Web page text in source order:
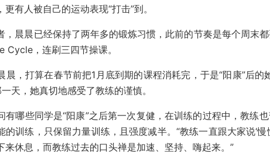
有人被自己的运动表现“打击”到。
，晨晨已经保持了两年多的锻炼习惯，此前的节奏是每个周末
Cycle，连刷三四节操课。
晨，打算在春节前把1月底到期的课程消耗完，于是“阳康”后的
天，她真切地感受了教练的谨慎。
有哪些同学是“阳康”之后第一次复健，在训练的过程中，教练
的训练，只保留力量训练，且强度减半。“教练一直跟大家说‘慢
来休息，而教练过去的口头禅是加速、坚持、嗨起来。”